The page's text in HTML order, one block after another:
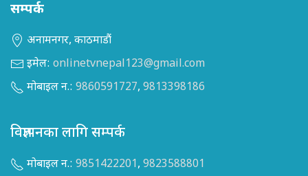
सम्पर्क
अनामनगर, काठमाडौं
इमेल: onlinetvnepal123@gmail.com
मोबाइल न.: 9860591727, 9813398186
विज्ञापनका लागि सम्पर्क
मोबाइल न.: 9851422201, 9823588801